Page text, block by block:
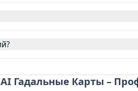
Гадальные Карты –